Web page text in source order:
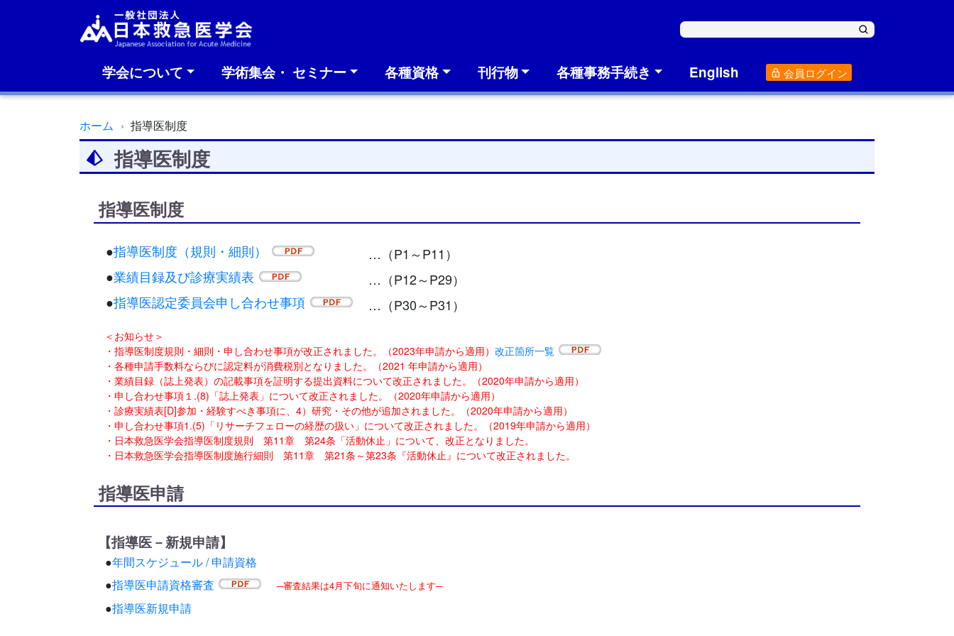
学会について 学術集会・ セミナー 各種資格 刊行物 各種事務手続き English 会員ログイン
ホーム 指導医制度
指導医制度
指導医制度
●指導医制度（規則・細則）
…（P1～P11）
●業績目録及び診療実績表
…（P12～P29）
●指導医認定委員会申し合わせ事項 …（P30～P31）
＜お知らせ＞
・指導医制度規則・細則・申し合わせ事項が改正されました。（2023年申請から適用） 改正箇所一覧
・各種申請手数料ならびに認定料が消費税別となりました。（2021 年申請から適用）
・業績目録（誌上発表）の記載事項を証明する提出資料について改正されました。（2020年申請から適用）
・申し合わせ事項１.(8)「誌上発表」について改正されました。（2020年申請から適用）
・診療実績表[D]参加・経験すべき事項に、4）研究・その他が追加されました。（2020年申請から適用）
・申し合わせ事項1.(5)「リサーチフェローの経歴の扱い」について改正されました。（2019年申請から適用）
・日本救急医学会指導医制度規則 第11章 第24条「活動休止」について、改正となりました。
・日本救急医学会指導医制度施行細則 第11章 第21条～第23条『活動休止』について改正されました。
指導医申請
【指導医－新規申請】
●年間スケジュール / 申請資格
●指導医申請資格審査 ─審査結果は4月下旬に通知いたします─
●指導医新規申請